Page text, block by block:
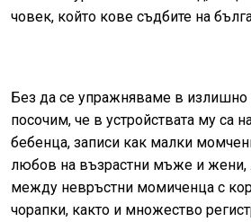
човек, който кове съдбите на
Без да се упражняваме в излишно
посочим, че в устройствата му са
бебенца, записи как малки
любов на възрастни мъже и жени,
между невръстни момиченца с
чорапки, както и множество